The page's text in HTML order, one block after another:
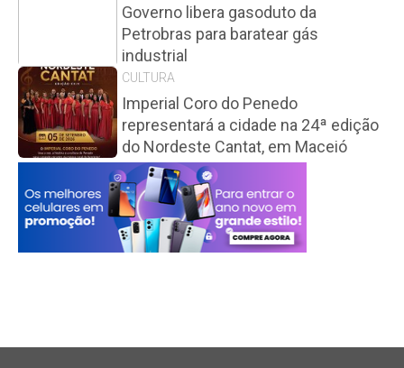
Governo libera gasoduto da
Petrobras para baratear gás
industrial
CULTURA
Imperial Coro do Penedo
representará a cidade na 24ª edição
do Nordeste Cantat, em Maceió